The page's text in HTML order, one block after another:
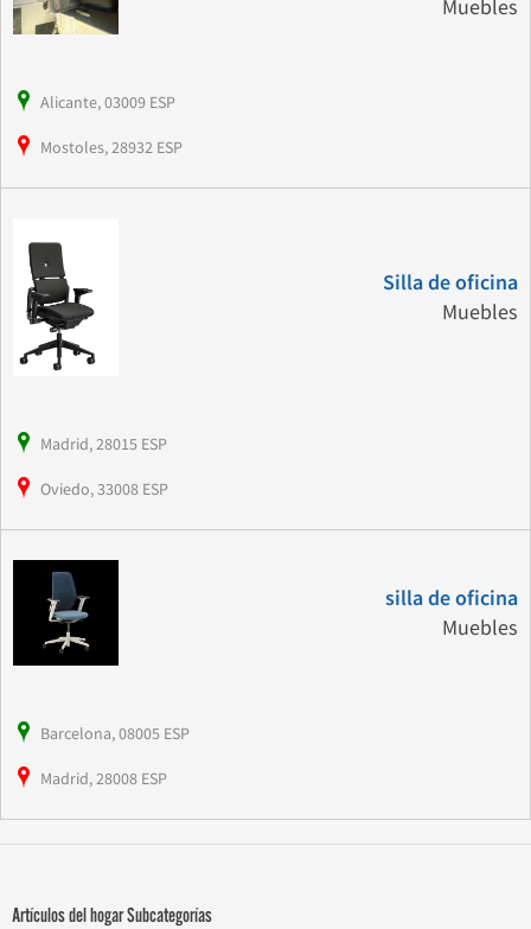
Muebles
Alicante, 03009 ESP
Mostoles, 28932 ESP
Silla de oficina
Muebles
Madrid, 28015 ESP
Oviedo, 33008 ESP
silla de oficina
Muebles
Barcelona, 08005 ESP
Madrid, 28008 ESP
Artículos del hogar Subcategorías